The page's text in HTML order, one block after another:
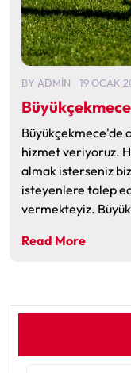
BY ADMIN 19 OCAK
Büyükçekmece'de
hizmet veriyoruz.
almak isterseniz
isteyenlere talep
vermekteyiz.
Read More